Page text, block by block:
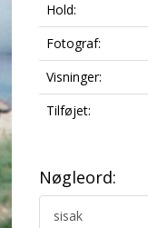
Hold:
Fotograf:
Visninger:
Tilføjet:
Nøgleord:
sisak